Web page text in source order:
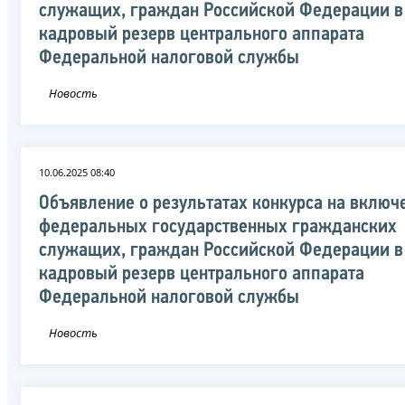
служащих, граждан Российской Федерации в
кадровый резерв центрального аппарата
Федеральной налоговой службы
Новость
10.06.2025 08:40
Объявление о результатах конкурса на
федеральных государственных гражданских
служащих, граждан Российской Федерации в
кадровый резерв центрального аппарата
Федеральной налоговой службы
Новость